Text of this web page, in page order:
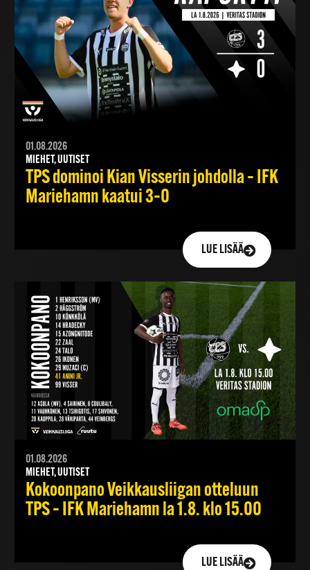
01.08.2026
MIEHET, UUTISET
TPS dominoi Kian Visserin johdolla – IFK
Mariehamn kaatui 3–0
LUE LISÄÄ
01.08.2026
MIEHET, UUTISET
Kokoonpano Veikkausliigan otteluun
TPS – IFK Mariehamn la 1.8. klo 15.00
LUE LISÄÄ